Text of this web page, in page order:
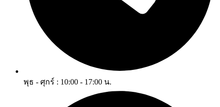
พุธ - ศุกร์ : 10:00 - 17:00 น.